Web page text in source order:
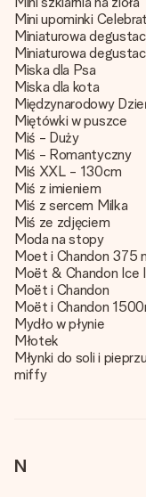
Mini upominki
Miniaturowa
Miniaturowa
Miska dla Psa
Miska dla kota
Międzynarodowy
Miętówki w puszce
Miś - Duży
Miś - Romantyczny
Miś XXL - 130cm
Miś z imieniem
Miś z sercem Milka
Miś ze zdjęciem
Moda na stopy
Moet i Chandon 375
Moët & Chandon Ice
Moët i Chandon
Moët i Chandon
Mydło w płynie
Młotek
Młynki do soli i pieprzu
miffy
N